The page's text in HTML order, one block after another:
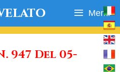
Menu
947 Del 05-